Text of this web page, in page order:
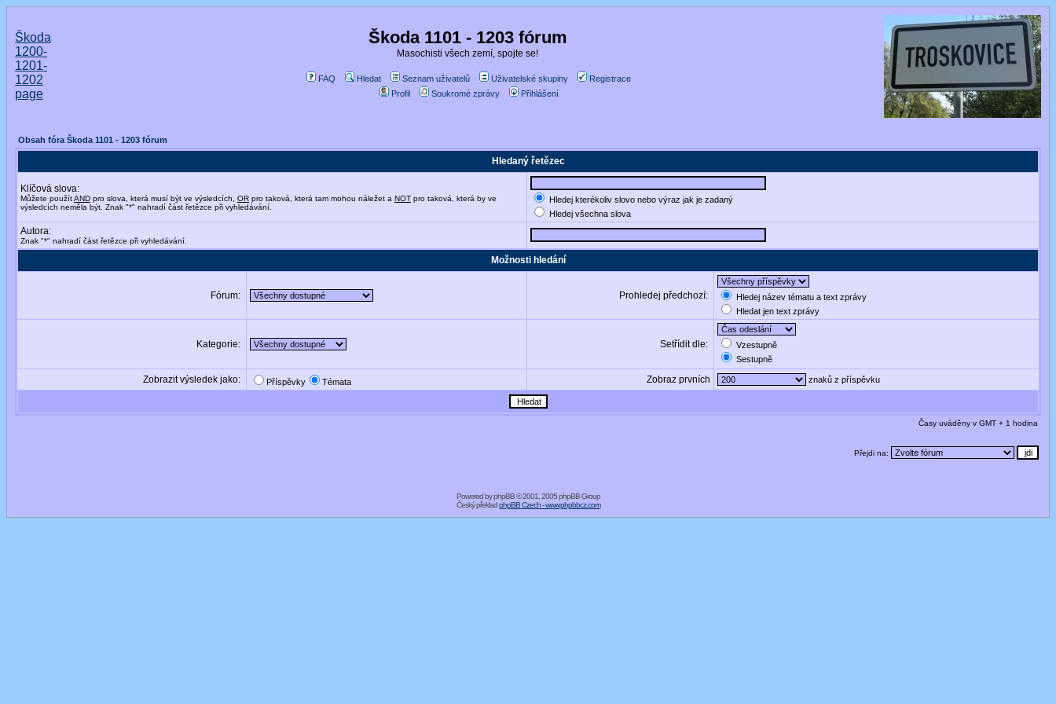
Škoda
1200-
1201-
1202
page
Škoda 1101 - 1203 fórum
Masochisti všech zemí, spojte se!
FAQ Hledat Seznam uživatelů Uživatelské skupiny
Registrace
Profil
Soukromé zprávy Přihlášení
Obsah fóra Škoda 1101 - 1203 fórum
Hledaný řetězec
Klíčová slova:
Můžete použítAND pro slova, která musí být ve výsledcích, OR pro taková, která tam mohou náležet a NOT pro taková, která by ve
výsledcích neměla být. Znak "*" nahradí část řetězce při vyhledávání.
Hledej kterékoliv slovo nebo výraz jak je zadaný
Hledej všechna slova
Autora:
Znak "*" nahradí část řetězce při vyhledávání.
Možnosti hledání
Fórum: Prohledej předchozí:
Hledej název tématu a text zprávy
Hledat jen text zprávy
Kategorie: Setřídit dle:
Vzestupně
Sestupně
Zobrazit výsledek jako: Příspěvky Témata Zobraz prvních znaků z příspěvku
Časy uváděny v GMT + 1 hodina
Přejdi na:
Powered byphpBB© 2001, 2005 phpBB Group
Český překladphpBB Czech - www.phpbbcz.com